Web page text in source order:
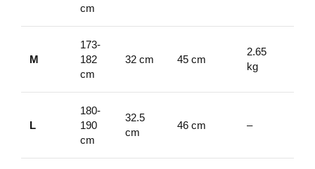
cm
M
173-
182
cm
32 cm 45 cm
2.65
kg
L
180-
190
cm
32.5
cm
46 cm –